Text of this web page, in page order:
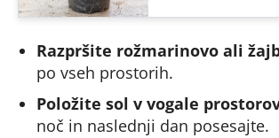
Razpršite rožmarinovo ali
po vseh prostorih.
Položite sol v vogale
noč in naslednji dan posesajte.